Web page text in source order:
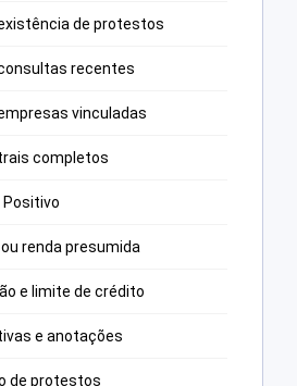
de protestos
recentes
vinculadas
completos
Positivo
renda presumida
e limite de crédito
e anotações
de protestos